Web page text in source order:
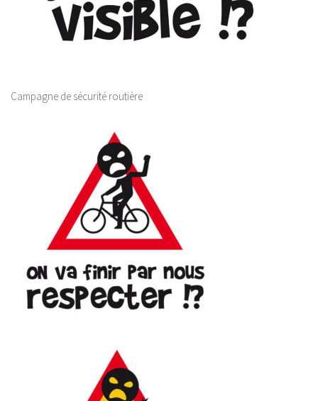
Campagne de sécurité routière